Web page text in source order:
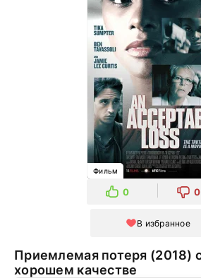
Фильм
0 0
В избранное
Приемлемая потеря (2018) смотреть в
хорошем качестве